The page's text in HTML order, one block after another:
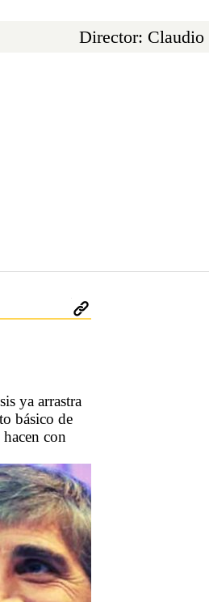
Director: Claudio
ya arrastra
básico de
con